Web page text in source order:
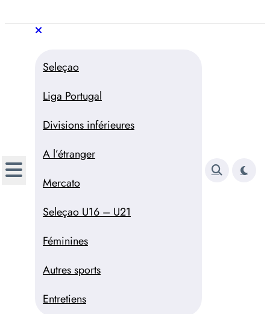
au
Trivela
L'actualité du football portugais
Seleçao
Liga Portugal
Divisions inférieures
A l’étranger
Mercato
Seleçao U16 – U21
Féminines
Autres sports
Entretiens